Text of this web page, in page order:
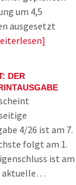
um 4,5
ausgesetzt
DER
4/26 ist am 7.
folgt am 1.
ist am
aktuelle…